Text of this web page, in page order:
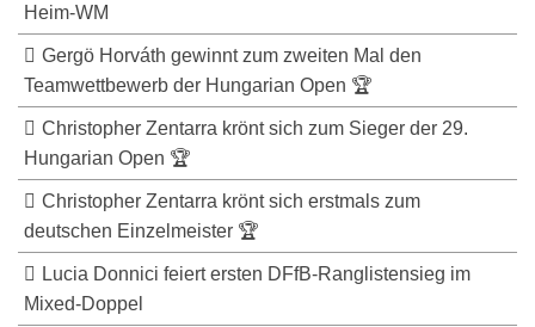
Heim-WM
Gergö Horváth gewinnt zum zweiten Mal den
Teamwettbewerb der Hungarian Open 🏆
Christopher Zentarra krönt sich zum Sieger der 29.
Hungarian Open 🏆
Christopher Zentarra krönt sich erstmals zum
deutschen Einzelmeister 🏆
Lucia Donnici feiert ersten DFfB-Ranglistensieg im
Mixed-Doppel